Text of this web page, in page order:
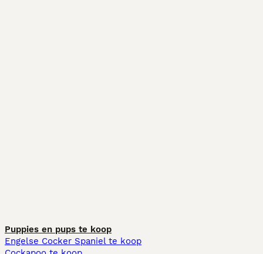
Puppies en pups te koop
Engelse Cocker Spaniel te koop